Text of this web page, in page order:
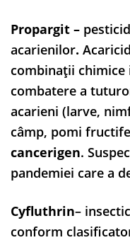
Propargit – pesticid
acarienilor.
combinații
combatere a
acarieni (larve,
câmp, pomi
cancerigen.
pandemiei care a
Cyfluthrin–
conform